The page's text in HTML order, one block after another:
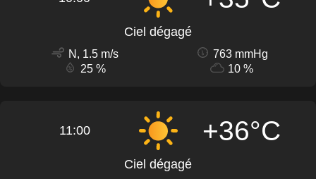
Ciel dégagé
N, 1.5 m/s
763 mmHg
25 %
10 %
11:00 +36°C
Ciel dégagé